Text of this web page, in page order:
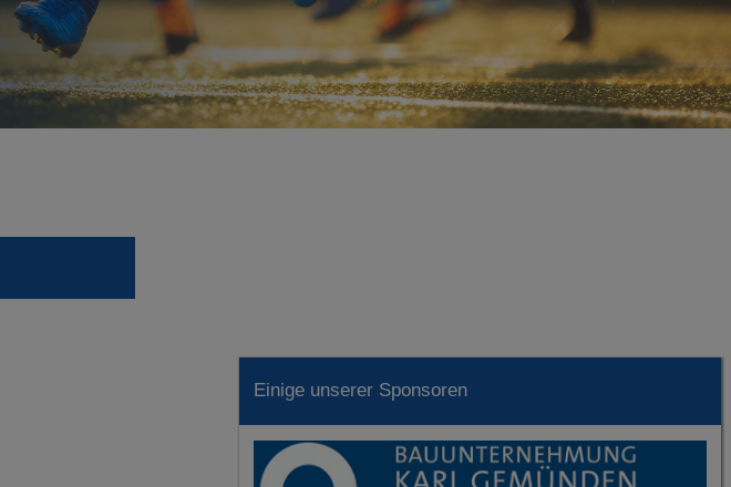
Einige unserer Sponsoren